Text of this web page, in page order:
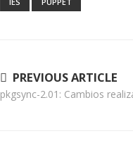
Navegación
de
PREVIOUS ARTICLE
pkgsync-2.01: Cambios